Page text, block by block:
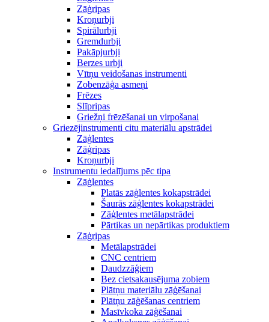
Zāģripas
Kroņurbji
Spirālurbji
Gremdurbji
Pakāpjurbji
Berzes urbji
Vītņu veidošanas instrumenti
Zobenzāģa asmeņi
Frēzes
Slīpripas
Griežņi frēzēšanai un virpošanai
Griezējinstrumenti citu materiālu apstrādei
Zāģlentes
Zāģripas
Kroņurbji
Instrumentu iedalījums pēc tipa
Zāģlentes
Platās zāģlentes kokapstrādei
Šaurās zāģlentes kokapstrādei
Zāģlentes metālapstrādei
Pārtikas un nepārtikas produktiem
Zāģripas
Metālapstrādei
CNC centriem
Daudzzāģiem
Bez cietsakausējuma zobiem
Plātņu materiālu zāģēšanai
Plātņu zāģēšanas centriem
Masīvkoka zāģēšanai